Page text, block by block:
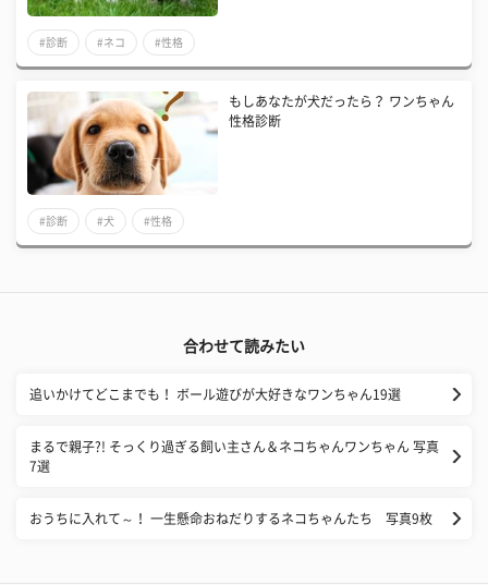
#診断 #ネコ #性格
もしあなたが犬だったら？ ワンちゃん
性格診断
#診断 #犬 #性格
合わせて読みたい
追いかけてどこまでも！ ボール遊びが大好きなワンちゃん19選
まるで親子?! そっくり過ぎる飼い主さん＆ネコちゃんワンちゃん 写真
7選
おうちに入れて～！ 一生懸命おねだりするネコちゃんたち 写真9枚